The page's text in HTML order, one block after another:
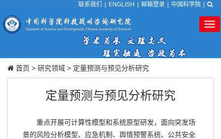
联系我们 ENGLISH 邮箱登录 中国科学院
首页 > 研究领域 > 定量预测与预见分析研究
定量预测与预见分析研究
重点开展可计算性模型和系统原型研发，面向突发场
景的风险分析模型、应急机制、舆情预警系统、公共安全